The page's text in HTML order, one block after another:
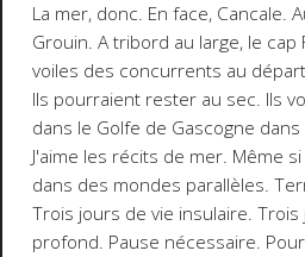
La mer, donc. En face, Cancale.
Grouin. A tribord au large, le
voiles des concurrents au
Ils pourraient rester au sec. Ils
dans le Golfe de Gascogne
J'aime les récits de mer. Même
dans des mondes parallèles.
Trois jours de vie insulaire.
profond. Pause nécessaire.